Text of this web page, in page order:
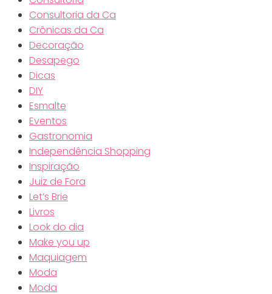
Consultoria da Ca
Crônicas da Ca
Decoração
Desapego
Dicas
DIY
Esmalte
Eventos
Gastronomia
Independência Shopping
Inspiração
Juiz de Fora
Let’s Brie
Livros
Look do dia
Make you up
Maquiagem
Moda
Moda